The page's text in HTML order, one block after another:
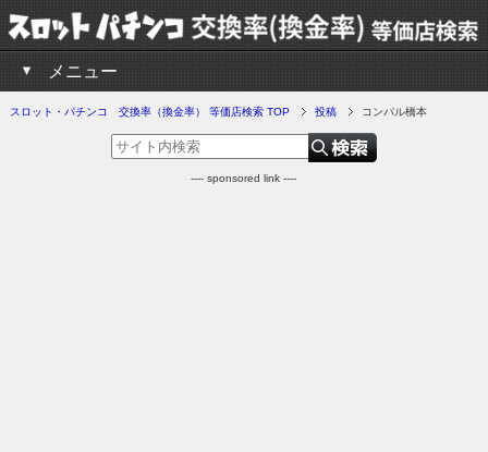
メニュー
スロット・パチンコ 交換率（換金率） 等価店検索 TOP 投稿 コンパル橋本
---- sponsored link ----